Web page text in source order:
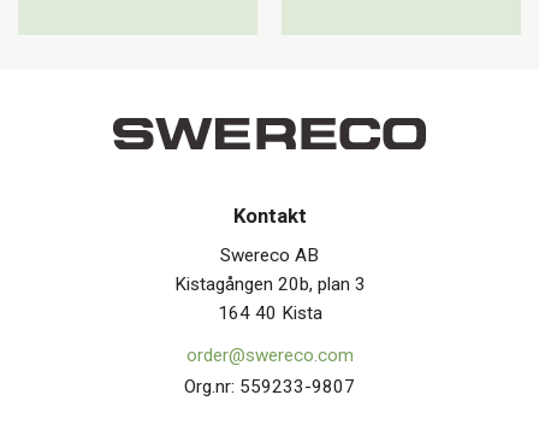
Kontakt
Swereco AB
Kistagången 20b, plan 3
164 40 Kista
order@swereco.com
Org.nr: 559233-9807